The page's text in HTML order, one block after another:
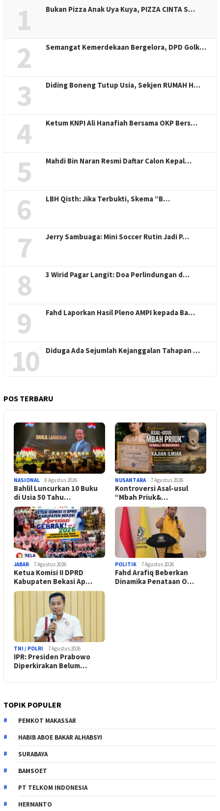
1 Bukan Pizza Anak Uya Kuya, PIZZA CINTA S…
2 Semangat Kemerdekaan Bergelora, DPD Golk…
3 Diding Boneng Tutup Usia, Sekjen RUMAH H…
4 Ketum KNPI Ali Hanafiah Bersama OKP Bers…
5 Mahdi Bin Naran Resmi Daftar Calon Kepal…
6 LBH Qisth: Jika Terbukti, Skema “B…
7 Jerry Sambuaga: Mini Soccer Rutin Jadi P…
8 3 Wirid Pagar Langit: Doa Perlindungan d…
9 Fahd Laporkan Hasil Pleno AMPI kepada Ba…
10 Diduga Ada Sejumlah Kejanggalan Tahapan …
POS TERBARU
NASIONAL 8 Agustus 2026
Bahlil Luncurkan 10 Buku
di Usia 50 Tahu…
NUSANTARA 7 Agustus 2026
Kontroversi Asal-usul
“Mbah Priuk&…
JABAR 7 Agustus 2026
Ketua Komisi II DPRD
Kabupaten Bekasi Ap…
POLITIK 7 Agustus 2026
Fahd Arafiq Beberkan
Dinamika Penataan O…
TNI / POLRI 7 Agustus 2026
IPR: Presiden Prabowo
Diperkirakan Belum…
TOPIK POPULER
PEMKOT MAKASSAR
HABIB ABOE BAKAR ALHABSYI
SURABAYA
BAMSOET
PT TELKOM INDONESIA
HERMANTO